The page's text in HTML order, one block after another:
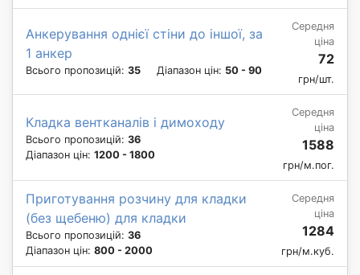
Анкерування однієї стіни до іншої, за
1 анкер
Всього пропозицій: 35 Діапазон цін: 50 - 90
Середня
ціна
72
грн/шт.
Кладка вентканалів і димоходу
Всього пропозицій: 36
Діапазон цін: 1200 - 1800
Середня
ціна
1588
грн/м.пог.
Приготування розчину для кладки
(без щебеню) для кладки
Всього пропозицій: 36
Діапазон цін: 800 - 2000
Середня
ціна
1284
грн/м.куб.